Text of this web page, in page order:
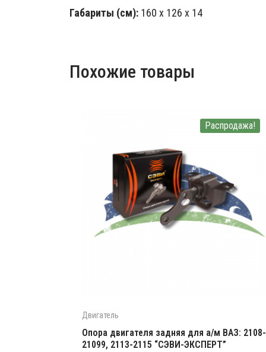
Габариты (см): 160 х 126 х 14
Похожие товары
Распродажа!
Двигатель
Опора двигателя задняя для а/м ВАЗ: 2108-
21099, 2113-2115 “СЭВИ-ЭКСПЕРТ”